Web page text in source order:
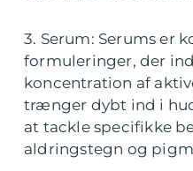
3. Serum: Serums er
formuleringer, der
koncentration af
trænger dybt ind i
at tackle specifikke
aldringstegn og